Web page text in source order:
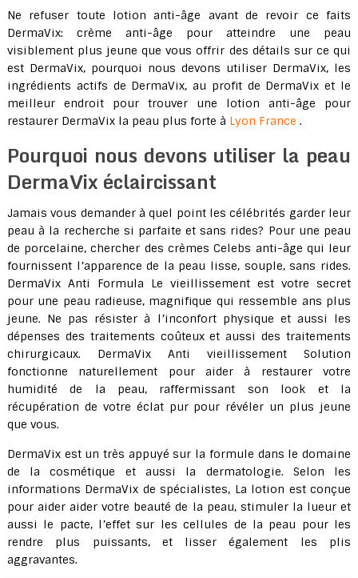
Ne refuser toute lotion anti-âge avant de revoir ce faits
DermaVix: crème anti-âge pour atteindre une peau
visiblement plus jeune que vous offrir des détails sur ce qui
est DermaVix, pourquoi nous devons utiliser DermaVix, les
ingrédients actifs de DermaVix, au profit de DermaVix et le
meilleur endroit pour trouver une lotion anti-âge pour
restaurer DermaVix la peau plus forte à Lyon France .
Pourquoi nous devons utiliser la peau
DermaVix éclaircissant
Jamais vous demander à quel point les célébrités garder leur
peau à la recherche si parfaite et sans rides? Pour une peau
de porcelaine, chercher des crèmes Celebs anti-âge qui leur
fournissent l’apparence de la peau lisse, souple, sans rides.
DermaVix Anti Formula Le vieillissement est votre secret
pour une peau radieuse, magnifique qui ressemble ans plus
jeune. Ne pas résister à l’inconfort physique et aussi les
dépenses des traitements coûteux et aussi des traitements
chirurgicaux. DermaVix Anti vieillissement Solution
fonctionne naturellement pour aider à restaurer votre
humidité de la peau, raffermissant son look et la
récupération de votre éclat pur pour révéler un plus jeune
que vous.
DermaVix est un très appuyé sur la formule dans le domaine
de la cosmétique et aussi la dermatologie. Selon les
informations DermaVix de spécialistes, La lotion est conçue
pour aider aider votre beauté de la peau, stimuler la lueur et
aussi le pacte, l’effet sur les cellules de la peau pour les
rendre plus puissants, et lisser également les plis
aggravantes.